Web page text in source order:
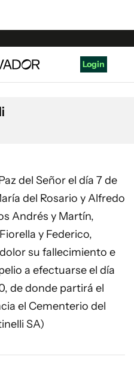
Login
del Señor el día 7 de
del Rosario y Alfredo
Andrés y Martín,
y Federico,
su fallecimiento e
a efectuarse el día
de donde partirá el
el Cementerio del
SA)